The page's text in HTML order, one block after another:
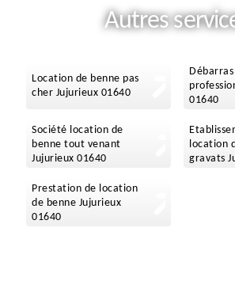
Autres
Location de benne pas
cher Jujurieux 01640
01640
Société location de
benne tout venant
Jujurieux 01640
location
gravats
Prestation de location
de benne Jujurieux
01640